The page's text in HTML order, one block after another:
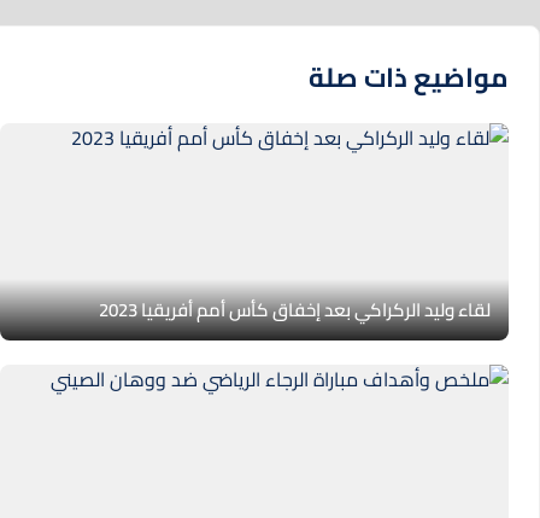
مواضيع ذات صلة
لقاء وليد الركراكي بعد إخفاق كأس أمم أفريقيا 2023